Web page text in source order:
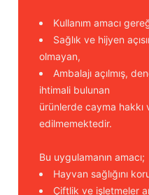
Kullanım amacı
Sağlık ve hijyen
olmayan,
Ambalajı açılmış,
ihtimali bulunan
ürünlerde cayma
edilmemektedir.
Bu uygulamanın amacı;
Hayvan sağlığını
Çiftlik ve işletmeler